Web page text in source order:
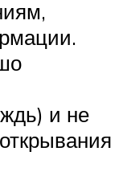
и не